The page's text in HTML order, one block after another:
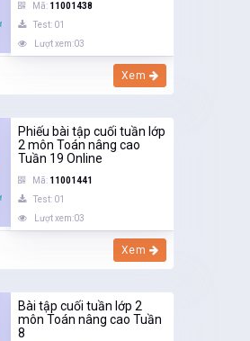
Mã: 11001438
Test: 01
Lượt xem:03
Xem
Phiếu bài tập cuối tuần lớp
2 môn Toán nâng cao
Tuần 19 Online
Mã: 11001441
Test: 01
Lượt xem:03
Xem
Bài tập cuối tuần lớp 2
môn Toán nâng cao Tuần
8